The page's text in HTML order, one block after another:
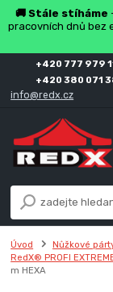
🚚 Stále stíháme
pracovních dnů bez
+420 777 979
+420 380 071
info@redx.cz
Úvod Nůžkové
RedX® PROFI
m HEXA